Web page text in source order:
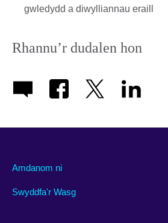
gwledydd a diwylliannau eraill
Rhannu’r dudalen hon
Amdanom ni
Swyddfa'r Wasg